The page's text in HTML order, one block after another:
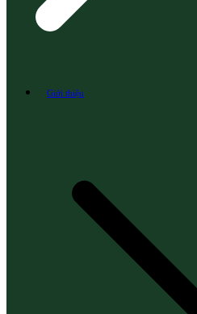
Giới thiệu